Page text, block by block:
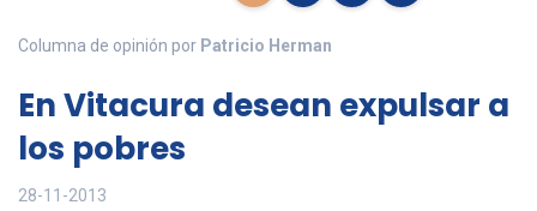
Columna de opinión por Patricio Herman
En Vitacura desean expulsar a
los pobres
28-11-2013